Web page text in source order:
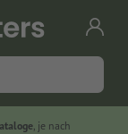
, je nach